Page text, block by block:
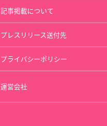
記事掲載について
プレスリリース送付先
プライバシーポリシー
運営会社